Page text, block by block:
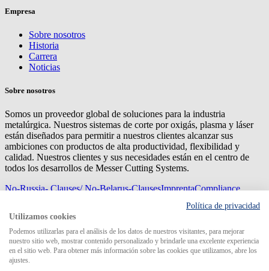
Empresa
Sobre nosotros
Historia
Carrera
Noticias
Sobre nosotros
Somos un proveedor global de soluciones para la industria
metalúrgica. Nuestros sistemas de corte por oxigás, plasma y láser
están diseñados para permitir a nuestros clientes alcanzar sus
ambiciones con productos de alta productividad, flexibilidad y
calidad. Nuestros clientes y sus necesidades están en el centro de
todos los desarrollos de Messer Cutting Systems.
No-Russia- Clauses/ No-Belarus-ClausesImprentaCompliance
© 2026 Messer Cutting Systems GmbH & Co. KG
Política de privacidad
Utilizamos cookies
Podemos utilizarlas para el análisis de los datos de nuestros visitantes, para mejorar
nuestro sitio web, mostrar contenido personalizado y brindarle una excelente experiencia
en el sitio web. Para obtener más información sobre las cookies que utilizamos, abre los
ajustes.